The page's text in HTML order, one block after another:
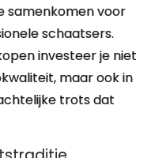
samenkomen voor
schaatsers.
investeer je niet
maar ook in
trots dat